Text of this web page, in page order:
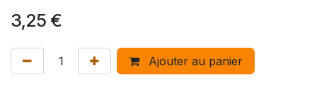
3,25 €
Ajouter au panier